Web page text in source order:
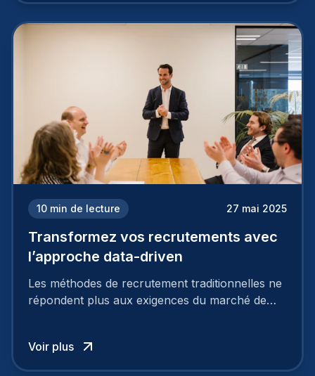
10 min de lecture 27 mai 2025
Transformez vos recrutements avec
l’approche data-driven
Les méthodes de recrutement traditionnelles ne
répondent plus aux exigences du marché de
entreprises doivent adopter des approches plus
intelligentes et stratégiques. C’est là que le
Voir plus